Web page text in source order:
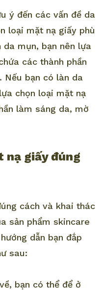
ý đến các vấn đề da
loại mặt nạ giấy phù
da mụn, bạn nên lựa
các thành phần
Nếu bạn có làn da
chọn loại mặt nạ
làm sáng da, mờ
nạ giấy đúng
cách và khai thác
sản phẩm skincare
dẫn bạn đắp
sau:
bạn có thể để ở